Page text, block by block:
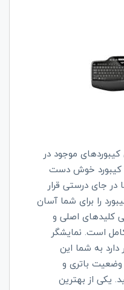
موجود در
کیبورد خوش دست
جای درستی قرار
را برای شما آسان
کلیدهای اصلی و
است. نمایشگر
دارد به شما این
وضعیت باتری و
یکی از بهترین